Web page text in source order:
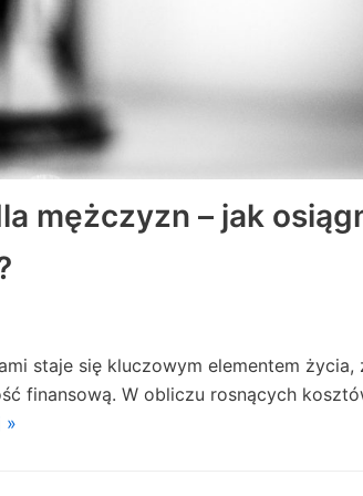
mężczyzn – jak
staje się kluczowym elementem życia,
finansową. W obliczu rosnących
»